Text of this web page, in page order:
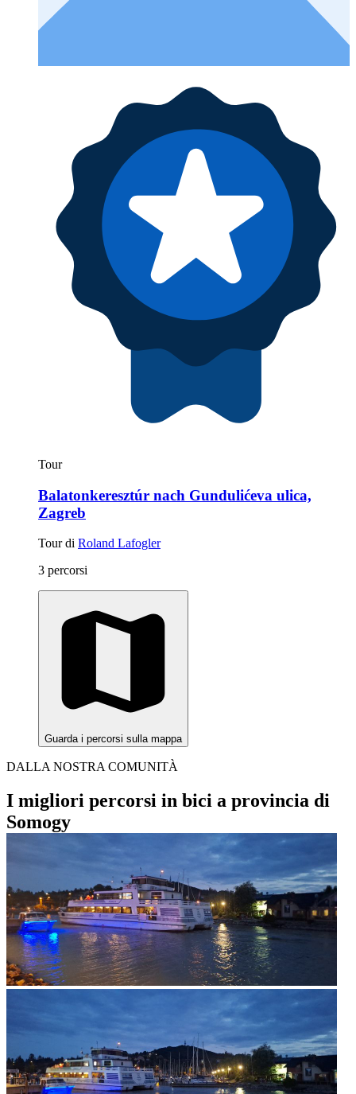
Tour
Balatonkeresztúr nach Gundulićeva ulica,
Zagreb
Tour di Roland Lafogler
3 percorsi
Guarda i percorsi sulla mappa
DALLA NOSTRA COMUNITÀ
I migliori percorsi in bici a provincia di
Somogy